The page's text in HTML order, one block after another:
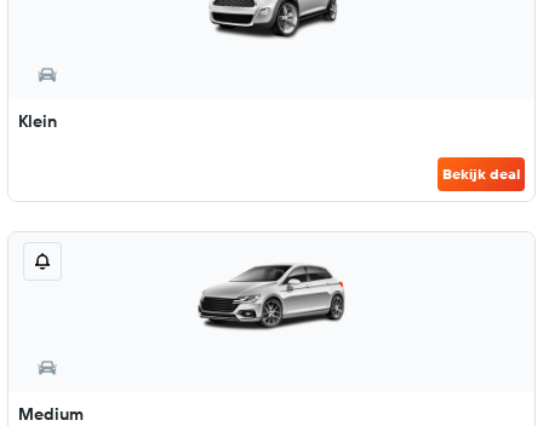
Klein
Bekijk deal
Medium